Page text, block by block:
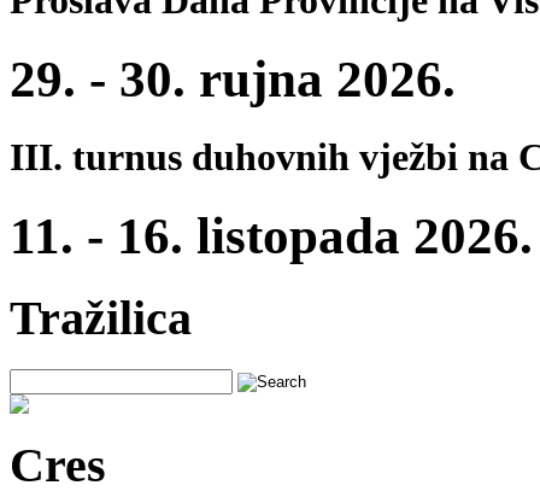
29. - 30. rujna 2026.
III. turnus duhovnih vježbi na
11. - 16. listopada 2026.
Tražilica
Cres